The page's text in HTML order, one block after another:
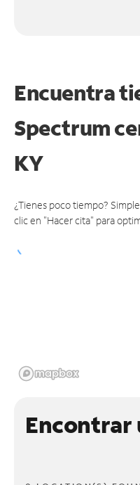
Encuentra
Spectrum
KY
¿Tienes poco tiempo?
clic en "Hacer cita" para
Encontrar